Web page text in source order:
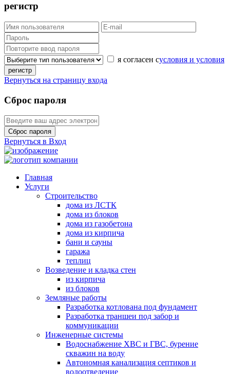
регистр
я согласен сусловия и условия
регистр
Вернуться на страницу входа
Сброс пароля
Сброс пароля
Вернуться в Вход
Главная
Услуги
Строительство
дома из ЛСТК
дома из блоков
дома из газобетона
дома из кирпича
бани и сауны
гаража
теплиц
Возведение и кладка стен
из кирпича
из блоков
Земляные работы
Разработка котлована под фундамент
Разработка траншеи под забор и
коммуникации
Инженерные системы
Водоснабжение ХВС и ГВС, бурение
скважин на воду
Автономная канализация септиков и
водоотведение